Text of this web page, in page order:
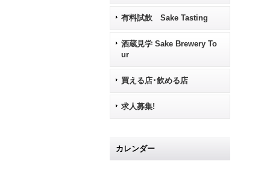
有料試飲 Sake Tasting
酒蔵見学 Sake Brewery To
ur
買える店･飲める店
求人募集!
カレンダー